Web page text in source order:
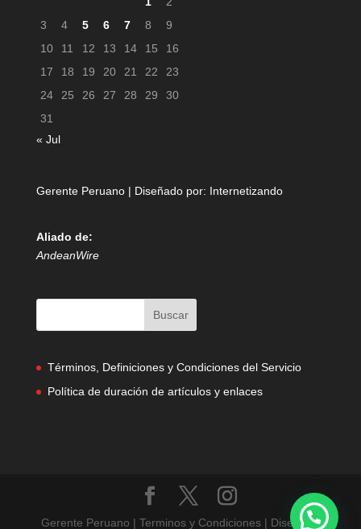
3
4 5 6 7 8
9
10
11 12 13 14 15
16
17
18 19 20 21 22
23
24
25 26 27 28 29
30
31
« Jul
Gerente Peruano | Diseñado por: Internetizando
Aliado de:
AndeanWire
Términos, Definiciones y Condiciones del Servicio
Política de duración de artículos y enlaces
Gerente Peruano | Terminos y Condiciones | Diseñado